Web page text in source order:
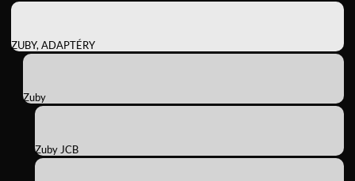
ZUBY, ADAPTÉRY
Zuby
Zuby JCB